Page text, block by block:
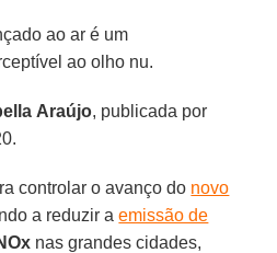
ao ar é um
ao olho nu.
Araújo, publicada por
controlar o avanço do novo
a reduzir aemissão de
nas grandes cidades,